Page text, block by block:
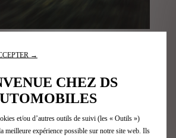
et nos mesures.
En savoir plus
→
CHEZ DS
et/ou d’autres outils de suivi (les « Outils »)
meilleure expérience possible sur notre site web. Ils